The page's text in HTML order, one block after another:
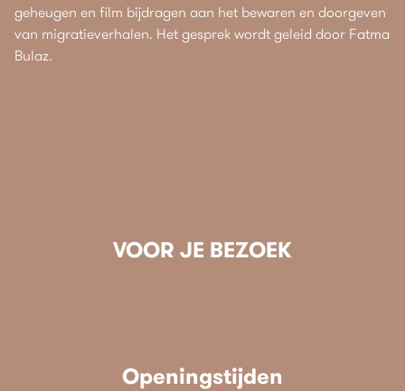
geheugen en film bijdragen aan het bewaren en doorgeven
van migratieverhalen. Het gesprek wordt geleid door Fatma
Bulaz.
VOOR JE BEZOEK
Openingstijden